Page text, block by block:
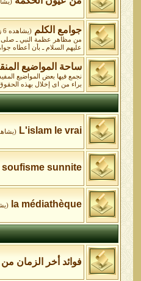
جوامع الكلم (يشاهده 6 زائر)
من مظاهر عظمة النبي ـ صلى
عليهم السلام ـ بأن أعطاه
ساحة المواضيع
نجمع فيها بعض المواضيع
براء من اى إخلال بهذه
L'islam le vrai (يشاهده
soufisme sunnite
la médiathèque
فوائد أخر الزمان